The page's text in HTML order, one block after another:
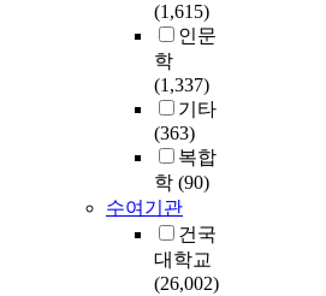
(1,615)
인문
학
(1,337)
기타
(363)
복합
학 (90)
수여기관
건국
대학교
(26,002)